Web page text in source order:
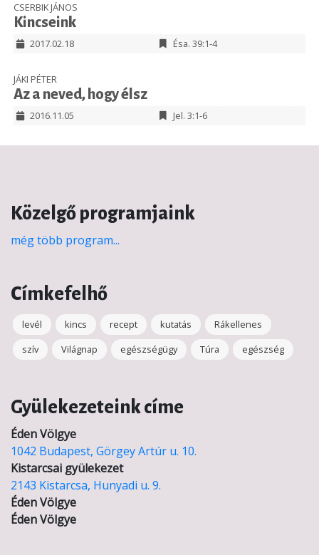
CSERBIK JÁNOS
Kincseink
2017.02.18 Ésa. 39:1-4
JÁKI PÉTER
Az a neved, hogy élsz
2016.11.05 Jel. 3:1-6
Közelgő programjaink
még több program...
Címkefelhő
levél kincs recept kutatás
Rákellenes
szív
Világnap egészségügy Túra egészség
Gyülekezeteink címe
Éden Völgye
1042 Budapest, Görgey Artúr u. 10.
Kistarcsai gyülekezet
2143 Kistarcsa, Hunyadi u. 9.
Éden Völgye
Éden Völgye